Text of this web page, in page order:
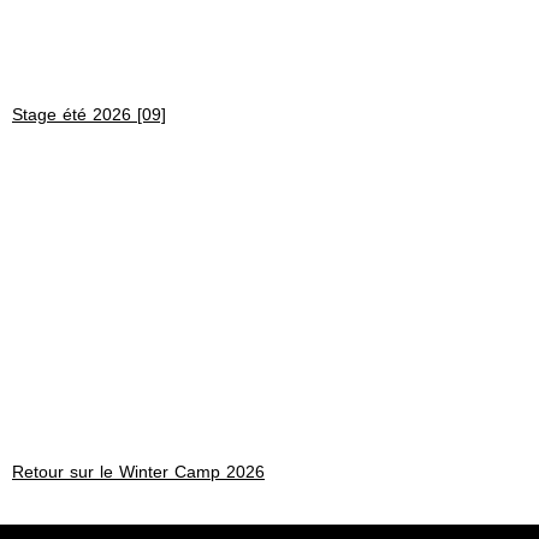
Stage été 2026 [09]
Retour sur le Winter Camp 2026